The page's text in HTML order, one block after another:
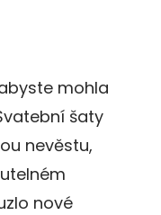
mohla
šaty
nevěstu,
nové